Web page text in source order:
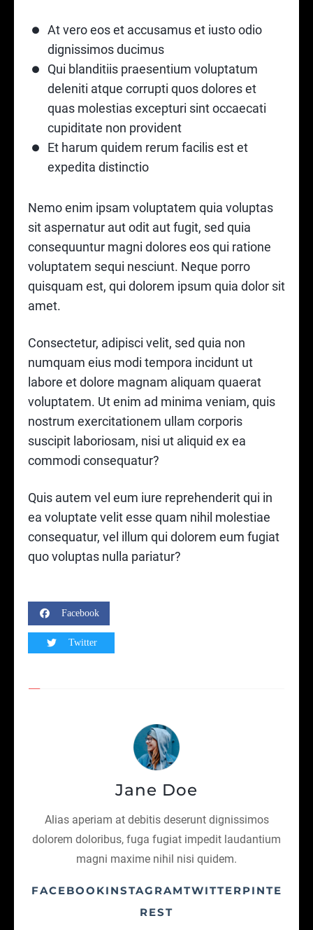
At vero eos et accusamus et iusto odio
dignissimos ducimus
Qui blanditiis praesentium voluptatum
deleniti atque corrupti quos dolores et
quas molestias excepturi sint occaecati
cupiditate non provident
Et harum quidem rerum facilis est et
expedita distinctio
Nemo enim ipsam voluptatem quia voluptas
sit aspernatur aut odit aut fugit, sed quia
consequuntur magni dolores eos qui ratione
voluptatem sequi nesciunt. Neque porro
quisquam est, qui dolorem ipsum quia dolor sit
amet.
Consectetur, adipisci velit, sed quia non
numquam eius modi tempora incidunt ut
labore et dolore magnam aliquam quaerat
voluptatem. Ut enim ad minima veniam, quis
nostrum exercitationem ullam corporis
suscipit laboriosam, nisi ut aliquid ex ea
commodi consequatur?
Quis autem vel eum iure reprehenderit qui in
ea voluptate velit esse quam nihil molestiae
consequatur, vel illum qui dolorem eum fugiat
quo voluptas nulla pariatur?
Facebook
Twitter
Jane Doe
Alias aperiam at debitis deserunt dignissimos
dolorem doloribus, fuga fugiat impedit laudantium
magni maxime nihil nisi quidem.
FACEBOOKINSTAGRAMTWITTERPINTE
REST